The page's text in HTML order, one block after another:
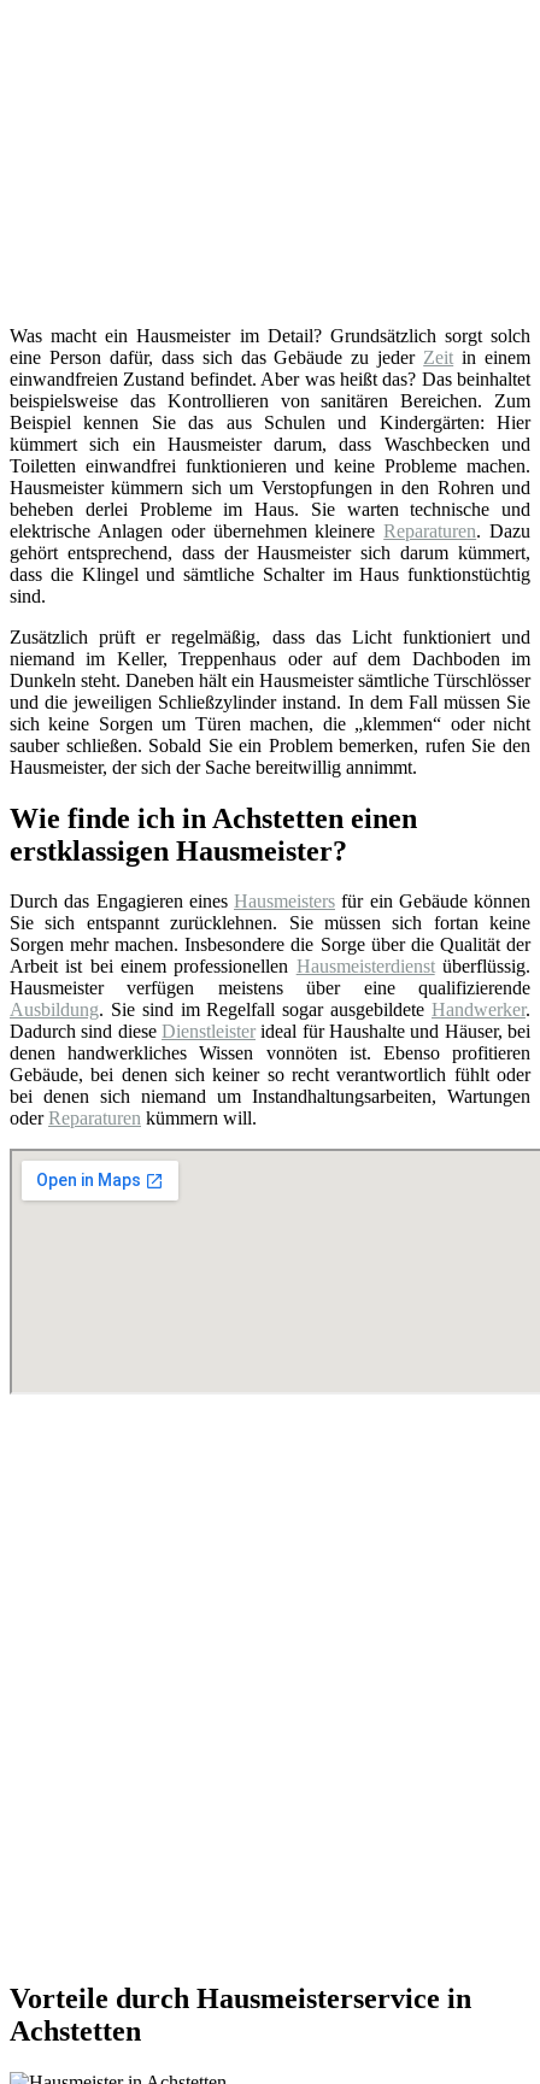
Was macht ein Hausmeister im Detail? Grundsätzlich sorgt solch
eine Person dafür, dass sich das Gebäude zu jeder Zeit in einem
einwandfreien Zustand befindet. Aber was heißt das? Das beinhaltet
beispielsweise das Kontrollieren von sanitären Bereichen. Zum
Beispiel kennen Sie das aus Schulen und Kindergärten: Hier
kümmert sich ein Hausmeister darum, dass Waschbecken und
Toiletten einwandfrei funktionieren und keine Probleme machen.
Hausmeister kümmern sich um Verstopfungen in den Rohren und
beheben derlei Probleme im Haus. Sie warten technische und
elektrische Anlagen oder übernehmen kleinereReparaturen. Dazu
gehört entsprechend, dass der Hausmeister sich darum kümmert,
dass die Klingel und sämtliche Schalter im Haus funktionstüchtig
sind.
Zusätzlich prüft er regelmäßig, dass das Licht funktioniert und
niemand im Keller, Treppenhaus oder auf dem Dachboden im
Dunkeln steht. Daneben hält ein Hausmeister sämtliche Türschlösser
und die jeweiligen Schließzylinder instand. In dem Fall müssen Sie
sich keine Sorgen um Türen machen, die „klemmen“ oder nicht
sauber schließen. Sobald Sie ein Problem bemerken, rufen Sie den
Hausmeister, der sich der Sache bereitwillig annimmt.
Wie finde ich in Achstetten einen
erstklassigen Hausmeister?
Durch das Engagieren eines Hausmeisters für ein Gebäude können
Sie sich entspannt zurücklehnen. Sie müssen sich fortan keine
Sorgen mehr machen. Insbesondere die Sorge über die Qualität der
Arbeit ist bei einem professionellen Hausmeisterdienstüberflüssig.
Hausmeister verfügen meistens über eine qualifizierende
Ausbildung. Sie sind im Regelfall sogar ausgebildete Handwerker.
Dadurch sind diese Dienstleister ideal für Haushalte und Häuser, bei
denen handwerkliches Wissen vonnöten ist. Ebenso profitieren
Gebäude, bei denen sich keiner so recht verantwortlich fühlt oder
bei denen sich niemand um Instandhaltungsarbeiten, Wartungen
oderReparaturen kümmern will.
Vorteile durch Hausmeisterservice in
Achstetten